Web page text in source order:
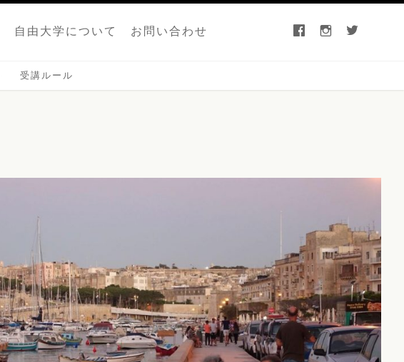
自由大学について お問い合わせ facebook instagram twitter
受講ルール